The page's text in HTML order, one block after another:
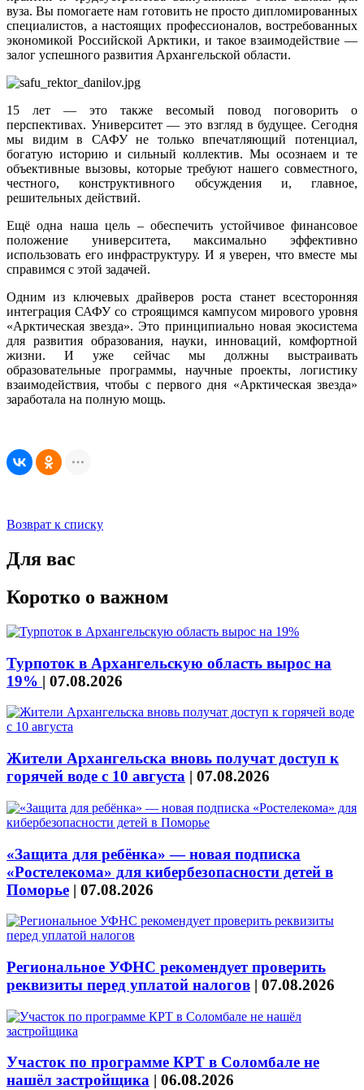
вуза. Вы помогаете нам готовить не просто дипломированных
специалистов, а настоящих профессионалов, востребованных
экономикой Российской Арктики, и такое взаимодействие —
залог успешного развития Архангельской области.
15 лет — это также весомый повод поговорить о
перспективах. Университет — это взгляд в будущее. Сегодня
мы видим в САФУ не только впечатляющий потенциал,
богатую историю и сильный коллектив. Мы осознаем и те
объективные вызовы, которые требуют нашего совместного,
честного, конструктивного обсуждения и, главное,
решительных действий.
Ещё одна наша цель – обеспечить устойчивое финансовое
положение университета, максимально эффективно
использовать его инфраструктуру. И я уверен, что вместе мы
справимся с этой задачей.
Одним из ключевых драйверов роста станет всесторонняя
интеграция САФУ со строящимся кампусом мирового уровня
«Арктическая звезда». Это принципиально новая экосистема
для развития образования, науки, инноваций, комфортной
жизни. И уже сейчас мы должны выстраивать
образовательные программы, научные проекты, логистику
взаимодействия, чтобы с первого дня «Арктическая звезда»
заработала на полную мощь.
Возврат к списку
Для вас
Коротко о важном
Турпоток в Архангельскую область вырос на
19% | 07.08.2026
Жители Архангельска вновь получат доступ к
горячей воде с 10 августа | 07.08.2026
«Защита для ребёнка» — новая подписка
«Ростелекома» для кибербезопасности детей в
Поморье | 07.08.2026
Региональное УФНС рекомендует проверить
реквизиты перед уплатой налогов | 07.08.2026
Участок по программе КРТ в Соломбале не
нашёл застройщика | 06.08.2026